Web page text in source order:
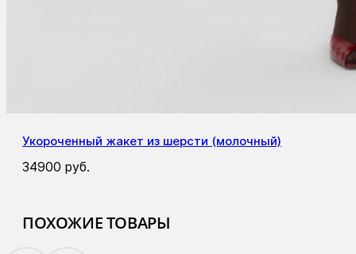
Укороченный жакет из шерсти (молочный)
34900 руб.
ПОХОЖИЕ ТОВАРЫ